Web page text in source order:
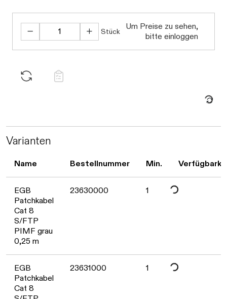
Stück
Um Preise zu sehen,
bitte einloggen
Daten werden
Varianten
Name Bestellnummer Min.
EGB
Patchkabel
Cat 8
S/FTP
PIMF grau
0,25 m
23630000 1 Daten werden geladen. Bitte warten...
EGB
Patchkabel
Cat 8
23631000 1 Daten werden geladen. Bitte warten...